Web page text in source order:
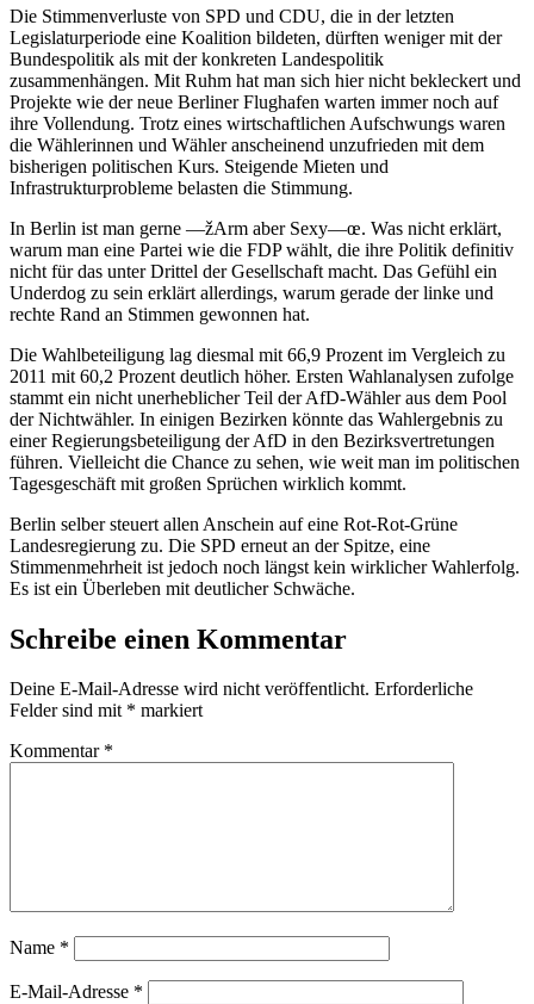
Die Stimmenverluste von SPD und CDU, die in der letzten
Legislaturperiode eine Koalition bildeten, dürften weniger mit der
Bundespolitik als mit der konkreten Landespolitik
zusammenhängen. Mit Ruhm hat man sich hier nicht bekleckert und
Projekte wie der neue Berliner Flughafen warten immer noch auf
ihre Vollendung. Trotz eines wirtschaftlichen Aufschwungs waren
die Wählerinnen und Wähler anscheinend unzufrieden mit dem
bisherigen politischen Kurs. Steigende Mieten und
Infrastrukturprobleme belasten die Stimmung.
In Berlin ist man gerne —žArm aber Sexy—œ. Was nicht erklärt,
warum man eine Partei wie die FDP wählt, die ihre Politik definitiv
nicht für das unter Drittel der Gesellschaft macht. Das Gefühl ein
Underdog zu sein erklärt allerdings, warum gerade der linke und
rechte Rand an Stimmen gewonnen hat.
Die Wahlbeteiligung lag diesmal mit 66,9 Prozent im Vergleich zu
2011 mit 60,2 Prozent deutlich höher. Ersten Wahlanalysen zufolge
stammt ein nicht unerheblicher Teil der AfD-Wähler aus dem Pool
der Nichtwähler. In einigen Bezirken könnte das Wahlergebnis zu
einer Regierungsbeteiligung der AfD in den Bezirksvertretungen
führen. Vielleicht die Chance zu sehen, wie weit man im politischen
Tagesgeschäft mit großen Sprüchen wirklich kommt.
Berlin selber steuert allen Anschein auf eine Rot-Rot-Grüne
Landesregierung zu. Die SPD erneut an der Spitze, eine
Stimmenmehrheit ist jedoch noch längst kein wirklicher Wahlerfolg.
Es ist ein Überleben mit deutlicher Schwäche.
Schreibe einen Kommentar
Deine E-Mail-Adresse wird nicht veröffentlicht. Erforderliche
Felder sind mit * markiert
Kommentar *
Name *
E-Mail-Adresse *